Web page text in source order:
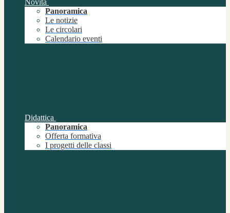
Novità
Panoramica
Le notizie
Le circolari
Calendario eventi
Didattica
Panoramica
Offerta formativa
I progetti delle classi